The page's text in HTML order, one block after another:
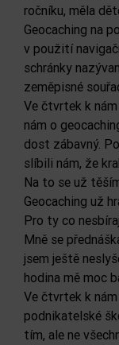
ročníku, měla
Geocaching na
v použití
schránky
zeměpisné
Ve čtvrtek k
nám o
dost zábavný.
slíbili nám, že
Na to se už
Geocaching už
Pro ty co
Mně se
jsem ještě
hodina mě moc
Ve čtvrtek k
podnikatelské
tím, ale ne